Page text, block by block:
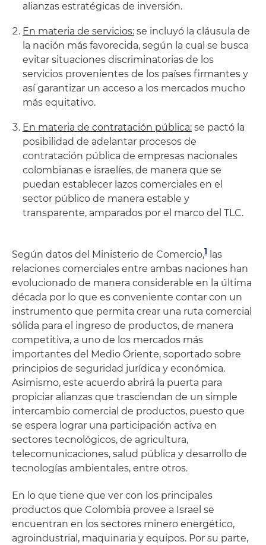
alianzas estratégicas de inversión.
En materia de servicios: se incluyó la cláusula de
la nación más favorecida, según la cual se busca
evitar situaciones discriminatorias de los
servicios provenientes de los países firmantes y
así garantizar un acceso a los mercados mucho
más equitativo.
En materia de contratación pública: se pactó la
posibilidad de adelantar procesos de
contratación pública de empresas nacionales
colombianas e israelíes, de manera que se
puedan establecer lazos comerciales en el
sector público de manera estable y
transparente, amparados por el marco del TLC.
Según datos del Ministerio de Comercio,1
las
relaciones comerciales entre ambas naciones han
evolucionado de manera considerable en la última
década por lo que es conveniente contar con un
instrumento que permita crear una ruta comercial
sólida para el ingreso de productos, de manera
competitiva, a uno de los mercados más
importantes del Medio Oriente, soportado sobre
principios de seguridad jurídica y económica.
Asimismo, este acuerdo abrirá la puerta para
propiciar alianzas que trasciendan de un simple
intercambio comercial de productos, puesto que
se espera lograr una participación activa en
sectores tecnológicos, de agricultura,
telecomunicaciones, salud pública y desarrollo de
tecnologías ambientales, entre otros.
En lo que tiene que ver con los principales
productos que Colombia provee a Israel se
encuentran en los sectores minero energético,
agroindustrial, maquinaria y equipos. Por su parte,